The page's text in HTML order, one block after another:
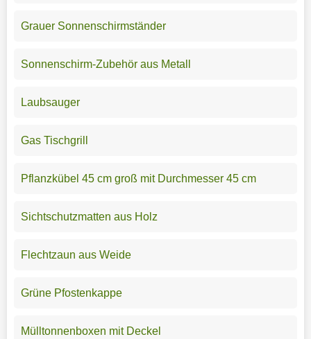
Grauer Sonnenschirmständer
Sonnenschirm-Zubehör aus Metall
Laubsauger
Gas Tischgrill
Pflanzkübel 45 cm groß mit Durchmesser 45 cm
Sichtschutzmatten aus Holz
Flechtzaun aus Weide
Grüne Pfostenkappe
Mülltonnenboxen mit Deckel